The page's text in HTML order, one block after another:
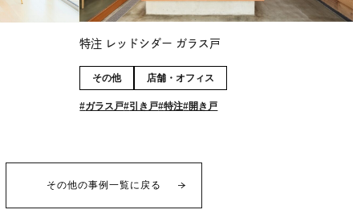
特注 レッドシダー ガラス戸
その他 店舗・オフィス
ガラス戸 引き戸 特注 開き戸
その他の事例一覧に戻る